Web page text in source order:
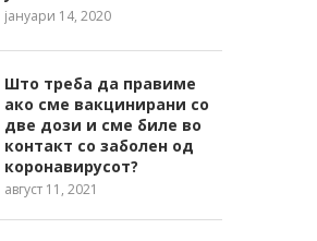
јануари 14, 2020
Што треба да правиме
ако сме вакцинирани со
две дози и сме биле во
контакт со заболен од
коронавирусот?
август 11, 2021